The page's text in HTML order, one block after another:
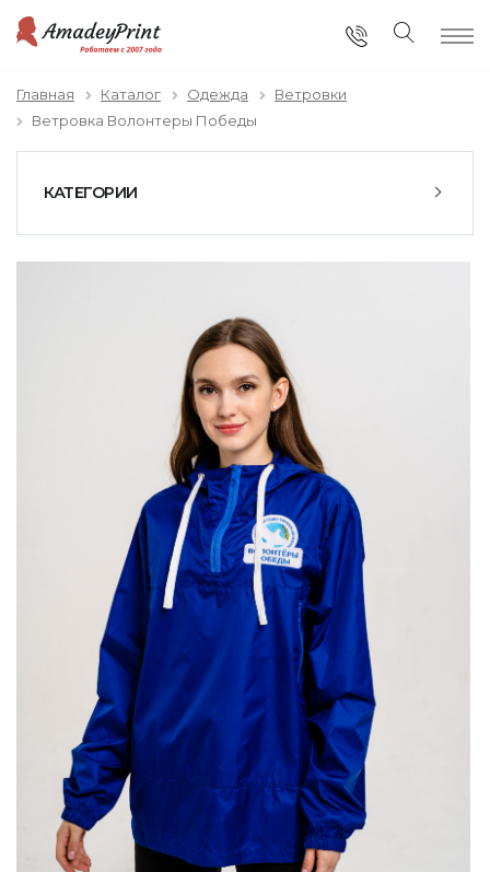
Главная Каталог Одежда
Ветровки
Ветровка Волонтеры Победы
КАТЕГОРИИ